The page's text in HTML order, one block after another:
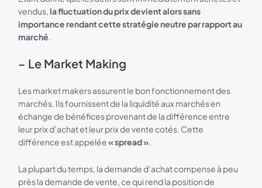
vendus, la fluctuation du prix devient alors sans
importance rendant cette stratégie neutre par rapport au
marché
– Le Market Making
Les market makers assurent le bon fonctionnement des
marchés. Ils fournissent de la liquidité aux marchés en
échange de bénéfices provenant de la différence entre
leur prix d’achat et leur prix de vente cotés. Cette
différence est appelée« spread »
La plupart du temps, la demande d’achat compense à peu
près la demande de vente, ce qui rend la position de